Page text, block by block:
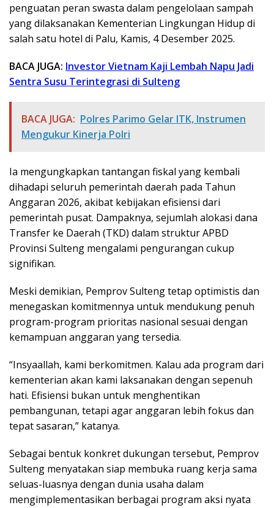
penguatan peran swasta dalam pengelolaan sampah
yang dilaksanakan Kementerian Lingkungan Hidup di
salah satu hotel di Palu, Kamis, 4 Desember 2025.
BACA JUGA: Investor Vietnam Kaji Lembah Napu Jadi
Sentra Susu Terintegrasi di Sulteng
BACA JUGA: Polres Parimo Gelar ITK, Instrumen
Mengukur Kinerja Polri
Ia mengungkapkan tantangan fiskal yang kembali
dihadapi seluruh pemerintah daerah pada Tahun
Anggaran 2026, akibat kebijakan efisiensi dari
pemerintah pusat. Dampaknya, sejumlah alokasi dana
Transfer ke Daerah (TKD) dalam struktur APBD
Provinsi Sulteng mengalami pengurangan cukup
signifikan.
Meski demikian, Pemprov Sulteng tetap optimistis dan
menegaskan komitmennya untuk mendukung penuh
program-program prioritas nasional sesuai dengan
kemampuan anggaran yang tersedia.
“Insyaallah, kami berkomitmen. Kalau ada program dari
kementerian akan kami laksanakan dengan sepenuh
hati. Efisiensi bukan untuk menghentikan
pembangunan, tetapi agar anggaran lebih fokus dan
tepat sasaran,” katanya.
Sebagai bentuk konkret dukungan tersebut, Pemprov
Sulteng menyatakan siap membuka ruang kerja sama
seluas-luasnya dengan dunia usaha dalam
mengimplementasikan berbagai program aksi nyata